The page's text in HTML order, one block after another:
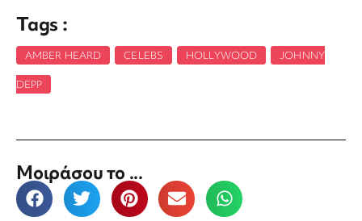
Tags :
AMBER HEARD CELEBS HOLLYWOOD JOHNNY
DEPP
Μοιράσου το ...